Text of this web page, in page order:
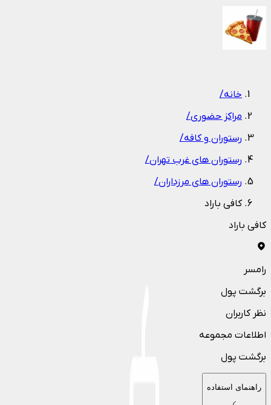
خانه/
مراکز حضوری/
رستوران و کافه/
رستوران های غرب تهران/
رستوران های مرزداران/
کافی باراد
کافی باراد
رامسر
برگشت پول
نظر کاربران
اطلاعات مجموعه
برگشت پول
راهنمای استفاده